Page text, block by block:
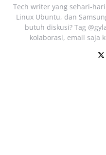
Tech writer yang
Linux Ubuntu, dan
butuh diskusi? Tag
kolaborasi, email saja